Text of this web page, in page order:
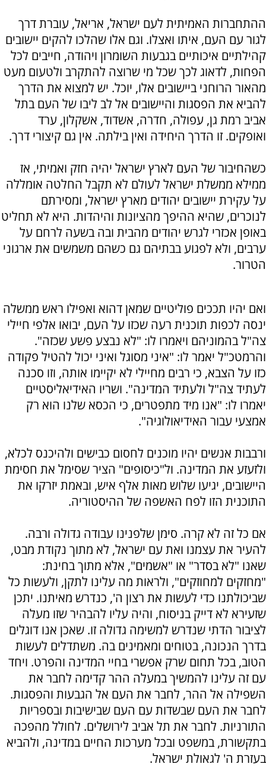
ההתחברות האמיתית לעם ישראל, אריאל, עוברת דרך
לגור עם העם, איתו ואצלו. וגם אלו שהלכו להקים יישובים
קהילתיים איכותיים בגבעות השומרון ויהודה, חייבים לכל
הפחות, לדאוג לכך שכל מי שרוצה להתקרב ולטעום מעט
מהאור הרוחני ביישובים אלו, יוכל. יש למצוא את הדרך
להביא את הפסגות והיישובים אל לב ליבו של העם בתל
אביב רמת גן, עפולה, חדרה, אשדוד, אשקלון, ערד
ואופקים. זו הדרך היחידה ואין בילתה. אין גם קיצורי דרך.
כשהחיבור של העם לארץ ישראל יהיה חזק ואמיתי, אז
ממילא ממשלת ישראל לעולם לא תקבל החלטה אומללה
על עקירת יישובים יהודים מארץ ישראל, ומסירתם
לנוכרים, שהיא ההיפך מהציונות והיהדות. היא לא תחליט
באופן אכזרי לגרש יהודים מהבית ובה בשעה לרחם על
ערבים, ולא לפגוע בבתיהם גם כשהם משמשים את ארגוני
הטרור.
ואם יהיו תככים פוליטיים שמאן דהוא ואפילו ראש ממשלה
ינסה לכפות תוכנית רעה שכזו על העם, יבואו אלפי חיילי
צה"ל בהמוניהם ויאמרו לו: "לא נבצע פשע שכזה".
והרמטכ"ל יאמר לו: "איני מסוגל ואיני יכול להטיל פקודה
כזו על הצבא, כי רבים מחיילי לא יקיימו אותה, וזו סכנה
לעתיד צה"ל ולעתיד המדינה". ושריו האידיאליסטיים
יאמרו לו: "אנו מיד מתפטרים, כי הכסא שלנו הוא רק
אמצעי עבור האידיאולוגיה".
ורבבות אנשים יהיו מוכנים לחסום כבישים ולהיכנס לכלא,
ולזעזע את המדינה. ול"כיסופים" הציר שסימל את חסימת
היישובים, יגיעו שלוש מאות אלף איש, ובאמת יזרקו את
התוכנית הזו לפח האשפה של ההיסטוריה.
אם כל זה לא קרה. סימן שלפנינו עבודה גדולה ורבה.
להעיר את עצמנו ואת עם ישראל, לא מתוך נקודת מבט,
שאנו "לא בסדר" או "אשמים", אלא מתוך בחינת:
"מחזקים למחוזקים", ולראות מה עלינו לתקן, ולעשות כל
שביכולתנו כדי לעשות את רצון ה', כנדרש מאיתנו. יתכן
שזעירא לא דייק בניסוח, והיה עליו להבהיר שזו מעלה
לציבור הדתי שנדרש למשימה גדולה זו. שאכן אנו דוגלים
בדרך הנכונה, בטוחים ומאמינים בה. משתדלים לעשות
הטוב, בכל תחום שרק אפשרי בחיי המדינה והפרט. ויחד
עם זה עלינו להמשיך במעלה ההר קדימה לחבר את
השפילה אל ההר, לחבר את העם אל הגבעות והפסגות.
לחבר את העם שבשדות עם העם שבישיבות ובספריות
התורניות. לחבר את תל אביב לירושלים. לחולל מהפכה
בתקשורת, במשפט ובכל מערכות החיים במדינה, ולהביא
בעזרת ה' לגאולת ישראל.